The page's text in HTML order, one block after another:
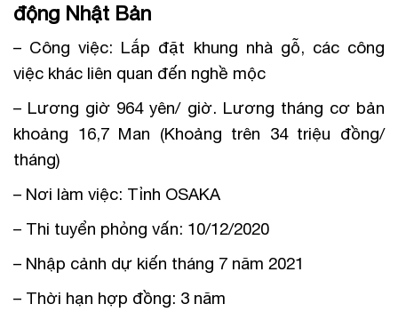
động Nhật Bản
– Công việc: Lắp đặt khung nhà gỗ, các công
việc khác liên quan đến nghề mộc
– Lương giờ 964 yên/ giờ. Lương tháng cơ bản
khoảng 16,7 Man (Khoảng trên 34 triệu đồng/
tháng)
– Nơi làm việc: Tỉnh OSAKA
– Thi tuyển phỏng vấn: 10/12/2020
– Nhập cảnh dự kiến tháng 7 năm 2021
– Thời hạn hợp đồng: 3 năm